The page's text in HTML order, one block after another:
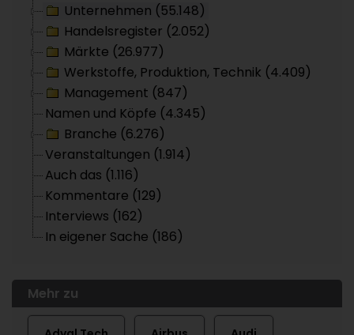
Unternehmen (55.148)
Handelsregister (2.052)
Märkte (26.977)
Werkstoffe, Produktion, Technik (4.409)
Management (847)
Namen und Köpfe (4.345)
Branche (6.276)
Veranstaltungen (1.914)
Auch das (1.116)
Kommentare (129)
Interviews (162)
In eigener Sache (186)
Mehr zu